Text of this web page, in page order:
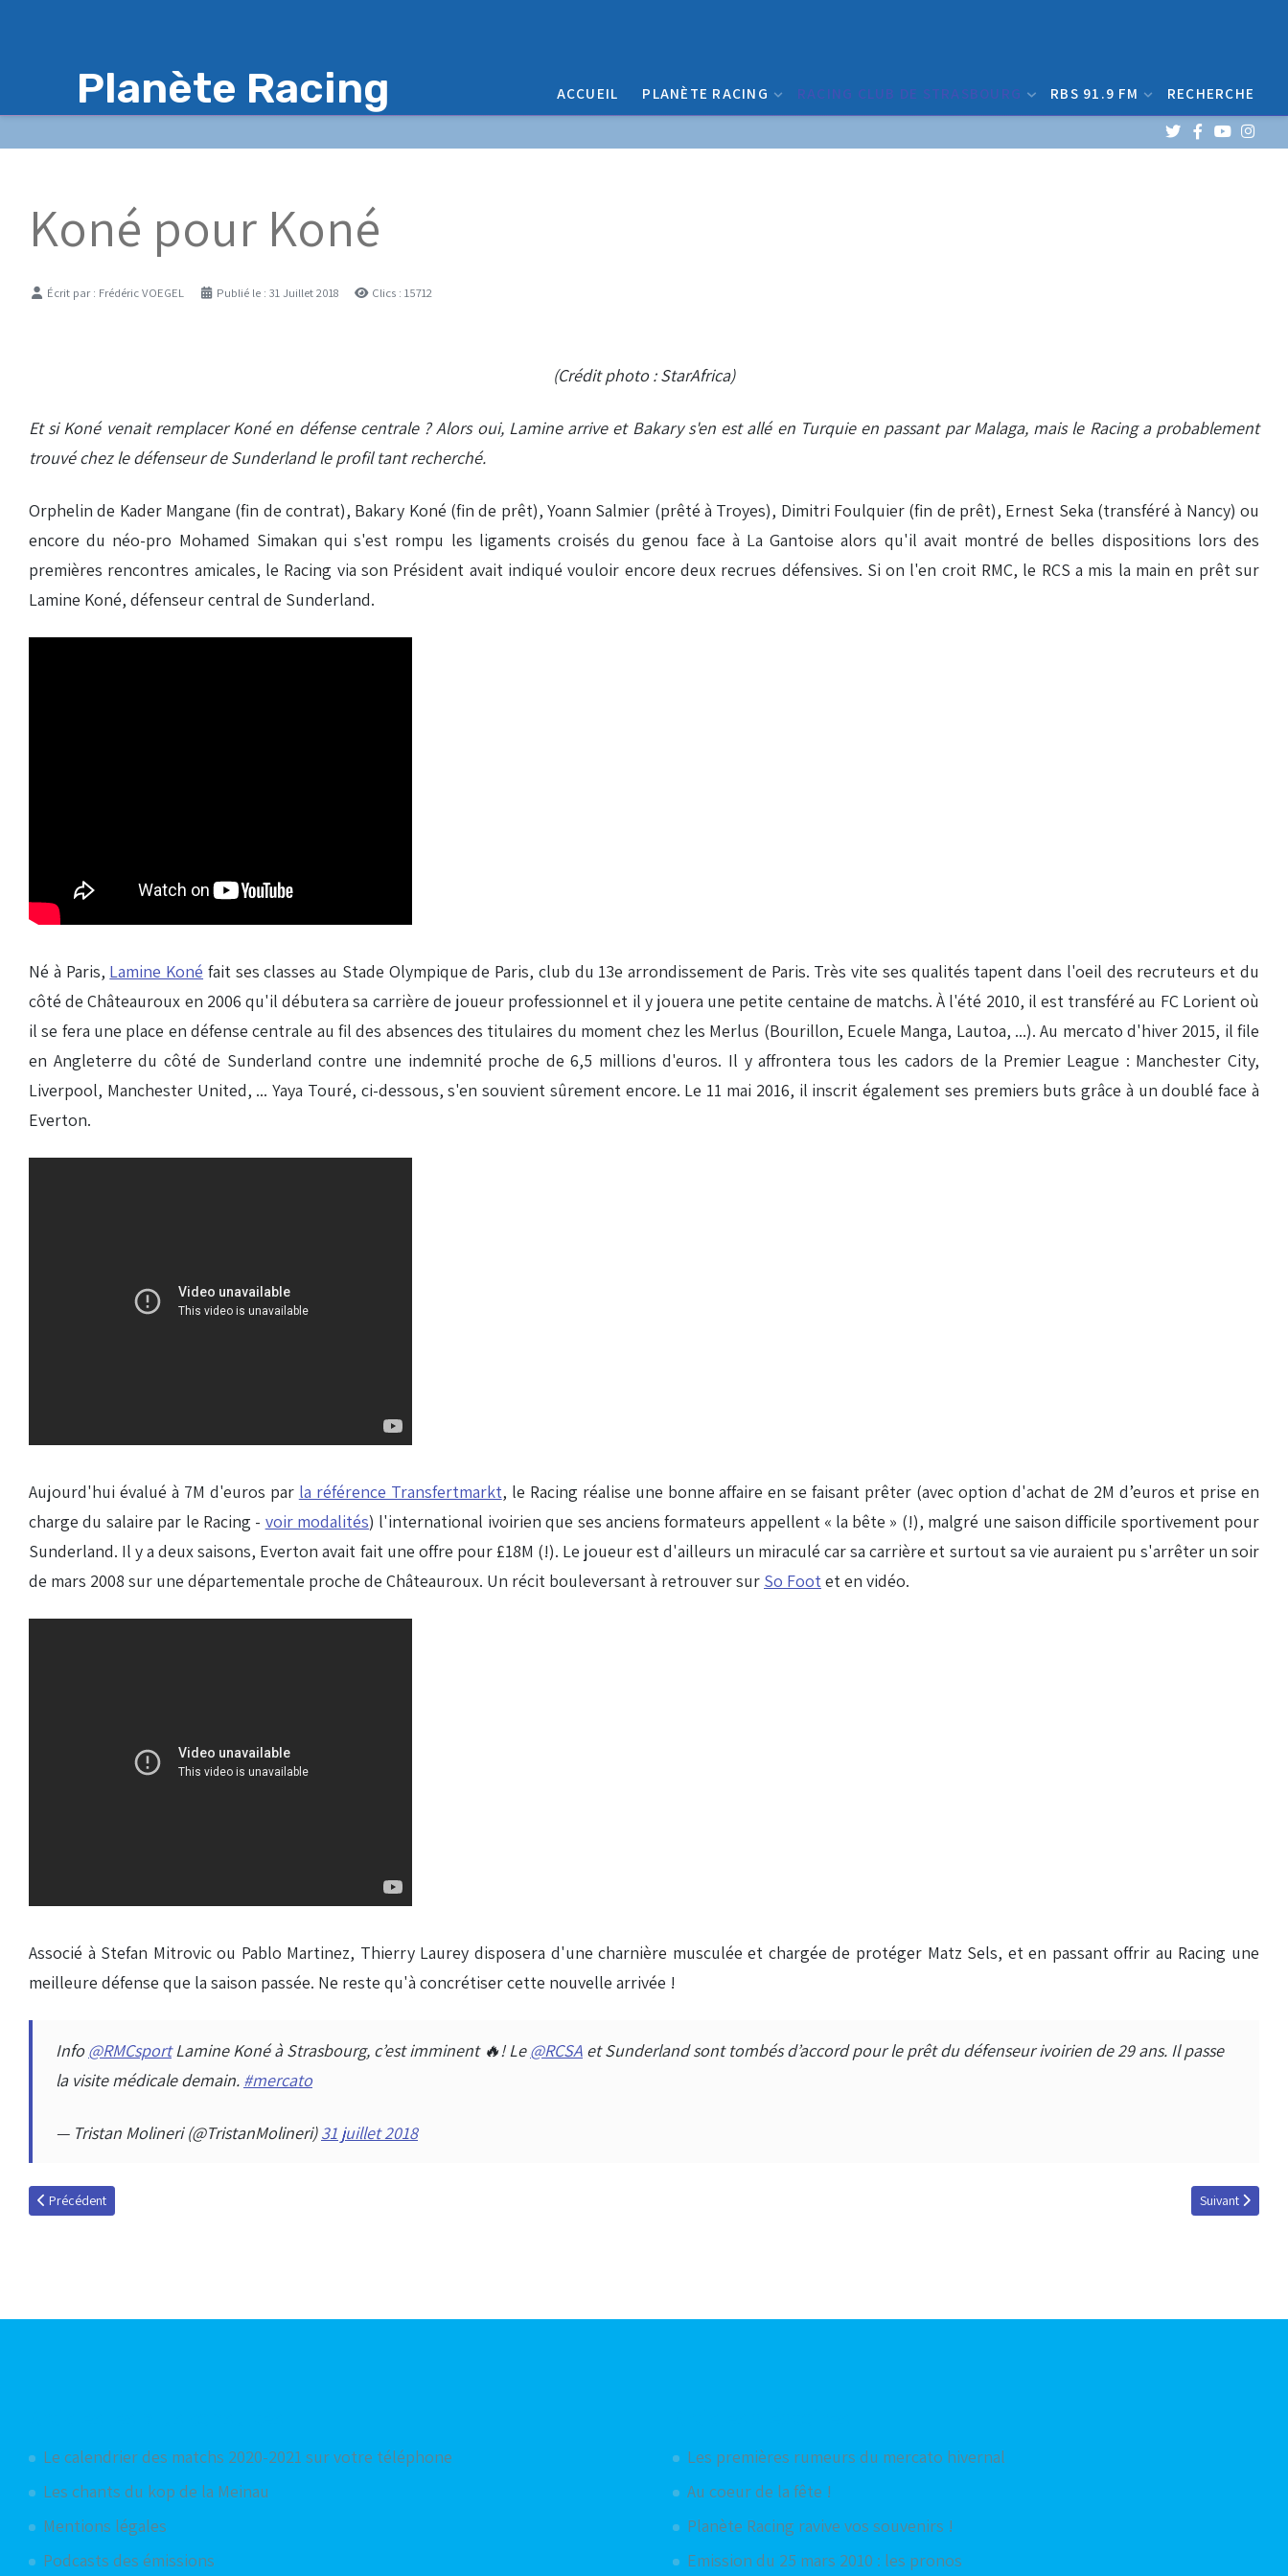
Planète Racing ACCUEIL PLANÈTE RACING RACING CLUB DE STRASBOURG RBS 91.9 FM RECHERCHE
Koné pour Koné
DétailsÉcrit par : Frédéric VOEGEL Publié le : 31 Juillet 2018 Clics : 15712
(Crédit photo : StarAfrica)
Et si Koné venait remplacer Koné en défense centrale ? Alors oui, Lamine arrive et Bakary s'en est allé en Turquie en passant par Malaga, mais le Racing a probablement
trouvé chez le défenseur de Sunderland le profil tant recherché.
Orphelin de Kader Mangane (fin de contrat), Bakary Koné (fin de prêt), Yoann Salmier (prêté à Troyes), Dimitri Foulquier (fin de prêt), Ernest Seka (transféré à Nancy) ou
encore du néo-pro Mohamed Simakan qui s'est rompu les ligaments croisés du genou face à La Gantoise alors qu'il avait montré de belles dispositions lors des
premières rencontres amicales, le Racing via son Président avait indiqué vouloir encore deux recrues défensives. Si on l'en croit RMC, le RCS a mis la main en prêt sur
Lamine Koné, défenseur central de Sunderland.
Né à Paris, Lamine Koné fait ses classes au Stade Olympique de Paris, club du 13e arrondissement de Paris. Très vite ses qualités tapent dans l'oeil des recruteurs et du
côté de Châteauroux en 2006 qu'il débutera sa carrière de joueur professionnel et il y jouera une petite centaine de matchs. À l'été 2010, il est transféré au FC Lorient où
il se fera une place en défense centrale au fil des absences des titulaires du moment chez les Merlus (Bourillon, Ecuele Manga, Lautoa, ...). Au mercato d'hiver 2015, il file
en Angleterre du côté de Sunderland contre une indemnité proche de 6,5 millions d'euros. Il y affrontera tous les cadors de la Premier League : Manchester City,
Liverpool, Manchester United, ... Yaya Touré, ci-dessous, s'en souvient sûrement encore. Le 11 mai 2016, il inscrit également ses premiers buts grâce à un doublé face à
Everton.
Aujourd'hui évalué à 7M d'euros par la référence Transfertmarkt, le Racing réalise une bonne affaire en se faisant prêter (avec option d'achat de 2M d’euros et prise en
charge du salaire par le Racing - voir modalités) l'international ivoirien que ses anciens formateurs appellent « la bête » (!), malgré une saison difficile sportivement pour
Sunderland. Il y a deux saisons, Everton avait fait une offre pour £18M (!). Le joueur est d'ailleurs un miraculé car sa carrière et surtout sa vie auraient pu s'arrêter un soir
de mars 2008 sur une départementale proche de Châteauroux. Un récit bouleversant à retrouver sur So Foot et en vidéo.
Associé à Stefan Mitrovic ou Pablo Martinez, Thierry Laurey disposera d'une charnière musculée et chargée de protéger Matz Sels, et en passant offrir au Racing une
meilleure défense que la saison passée. Ne reste qu'à concrétiser cette nouvelle arrivée !
Info@RMCsportLamine Koné à Strasbourg, c’est imminent 🔥! Le@RCSA et Sunderland sont tombés d’accord pour le prêt du défenseur ivoirien de 29 ans. Il passe
la visite médicale demain. #mercato
— Tristan Molineri (@TristanMolineri)31 juillet 2018
Article précédent : Lionel Carole, 3 ans au Racing
Précédent Article suivant :
Suivant
Le calendrier des matchs 2020-2021 sur votre téléphone
Les chants du kop de la Meinau
Mentions légales
Podcasts des émissions
Les premières rumeurs du mercato hivernal
Au coeur de la fête !
Planète Racing ravive vos souvenirs !
Emission du 25 mars 2010 : les pronos